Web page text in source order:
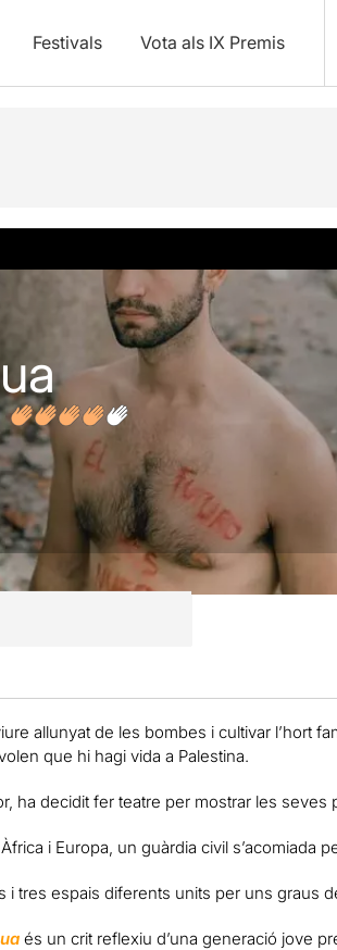
Festivals Vota als IX Premis
allunyat de les bombes i cultivar l’hort
que hi hagi vida a Palestina.
ha decidit fer teatre per mostrar les seves
i Europa, un guàrdia civil s’acomiada
i tres espais diferents units per uns graus
és un crit reflexiu d’una generació jove